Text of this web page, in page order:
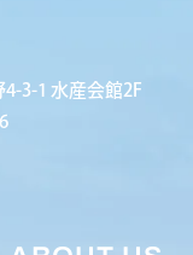
3-1 水産会館2F